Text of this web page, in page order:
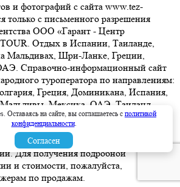
и фотографий с сайта www.tez-
только с письменного разрешения
ООО «Гарант - Центр
Отдых в Испании, Таиланде,
Мальдивах, Шри-Ланке, Греции,
Справочно-информационный сайт
туроператора по направлениям:
Греция, Доминикана, Испания,
Мексика, ОАЭ, Таиланд,
о ценах, указанная на
рекламой, ни офертой. определяемой
(2) Гражданского кодекса
Для получения подробной
и стоимости, пожалуйста,
по продажам.
на сайте, вы соглашаетесь с политикой
конфиденциальности.
Согласен